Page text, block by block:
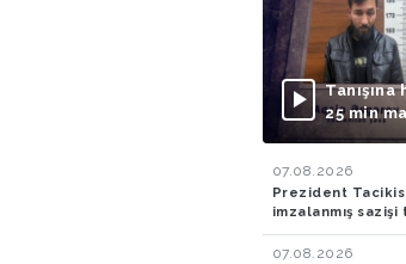
25 min
nəfər
07.08.2026
Prezident
imzalanmış
07.08.2026